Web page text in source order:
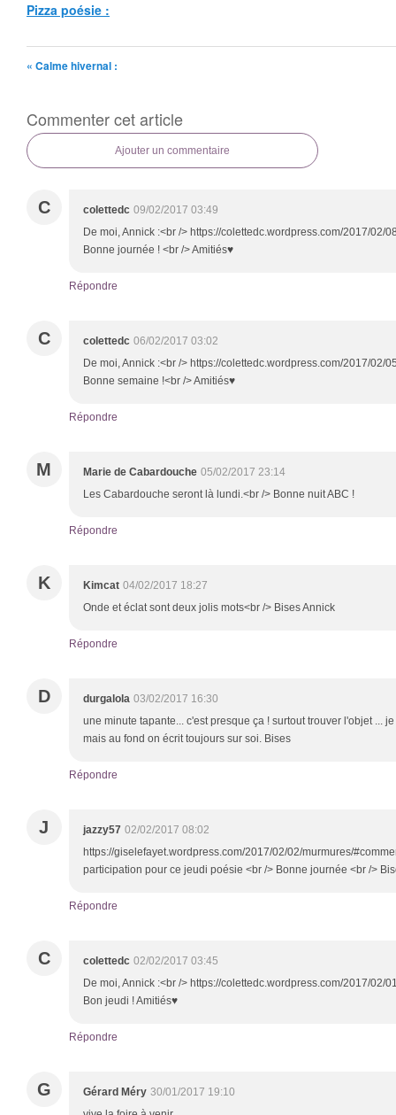
Pizza poésie :
« Calme hivernal :
Commenter cet article
Ajouter un commentaire
C colettedc 09/02/2017 03:49
De moi, Annick :<br /> https://colettedc.wordpress.com/2017/02/
Bonne journée ! <br /> Amitiés♥
Répondre
C colettedc 06/02/2017 03:02
De moi, Annick :<br /> https://colettedc.wordpress.com/2017/02/
Bonne semaine !<br /> Amitiés♥
Répondre
M Marie de Cabardouche 05/02/2017 23:14
Les Cabardouche seront là lundi.<br /> Bonne nuit ABC !
Répondre
K Kimcat 04/02/2017 18:27
Onde et éclat sont deux jolis mots<br /> Bises Annick
Répondre
D durgalola 03/02/2017 16:30
une minute tapante... c'est presque ça ! surtout trouver l'objet ...
mais au fond on écrit toujours sur soi. Bises
Répondre
J jazzy57 02/02/2017 08:02
https://giselefayet.wordpress.com/2017/02/02/murmures/
participation pour ce jeudi poésie <br /> Bonne journée <br />
Répondre
C colettedc 02/02/2017 03:45
De moi, Annick :<br /> https://colettedc.wordpress.com/2017/02/
Bon jeudi ! Amitiés♥
Répondre
G Gérard Méry 30/01/2017 19:10